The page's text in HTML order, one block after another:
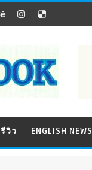
รีวิว ENGLISH NEWS